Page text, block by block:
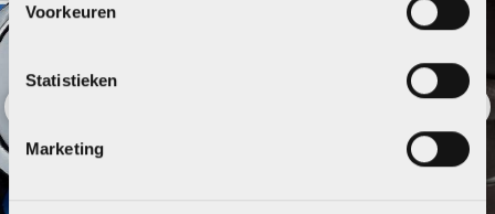
Voorkeuren
Statistieken
Marketing
Previous